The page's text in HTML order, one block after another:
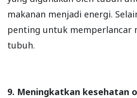
makanan menjadi energi.
penting untuk memperlancar
tubuh.
9. Meningkatkan kesehatan